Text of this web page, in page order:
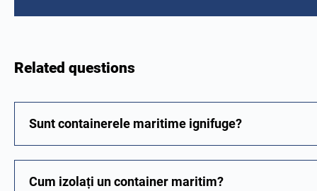
Related questions
Sunt containerele maritime ignifuge?
Cum izolați un container maritim?